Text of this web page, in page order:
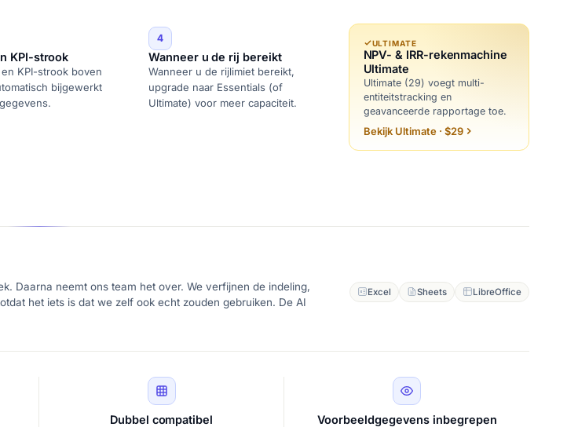
KPI-strook
KPI-strook boven
bijgewerkt
4
Wanneer u de rij bereikt
Wanneer u de rijlimiet bereikt,
upgrade naar Essentials (of
Ultimate) voor meer capaciteit.
ULTIMATE
NPV- & IRR-rekenmachine
Ultimate
Ultimate (29) voegt multi-
entiteitstracking en
geavanceerde rapportage toe.
Bekijk Ultimate · $29
Daarna neemt ons team het over. We verfijnen de indeling,
het iets is dat we zelf ook echt zouden gebruiken. De AI
Excel Sheets LibreOffice
Dubbel compatibel Voorbeeldgegevens inbegrepen